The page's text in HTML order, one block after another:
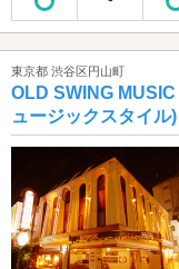
東京都 渋谷区円山町
OLD SWING
ュージックスタイル)